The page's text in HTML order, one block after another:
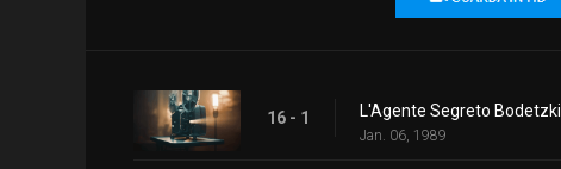
16 - 1 L'Agente Segreto Bodetzki
Jan. 06, 1989